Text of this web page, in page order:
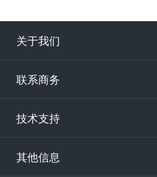
关于我们
联系商务
技术支持
其他信息